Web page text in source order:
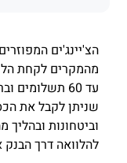
הצ'יינג'ים
מהמקרים לקחת
שניתן לקבל את
וביטחונות ובהליך
להלוואה דרך